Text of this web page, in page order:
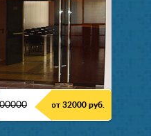
от 32000 руб.